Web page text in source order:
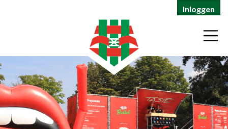
Inloggen